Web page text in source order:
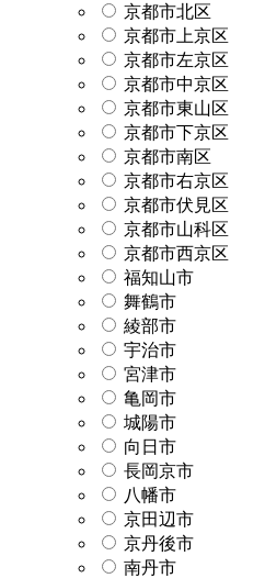
京都市北区
京都市上京区
京都市左京区
京都市中京区
京都市東山区
京都市下京区
京都市南区
京都市右京区
京都市伏見区
京都市山科区
京都市西京区
福知山市
舞鶴市
綾部市
宇治市
宮津市
亀岡市
城陽市
向日市
長岡京市
八幡市
京田辺市
京丹後市
南丹市